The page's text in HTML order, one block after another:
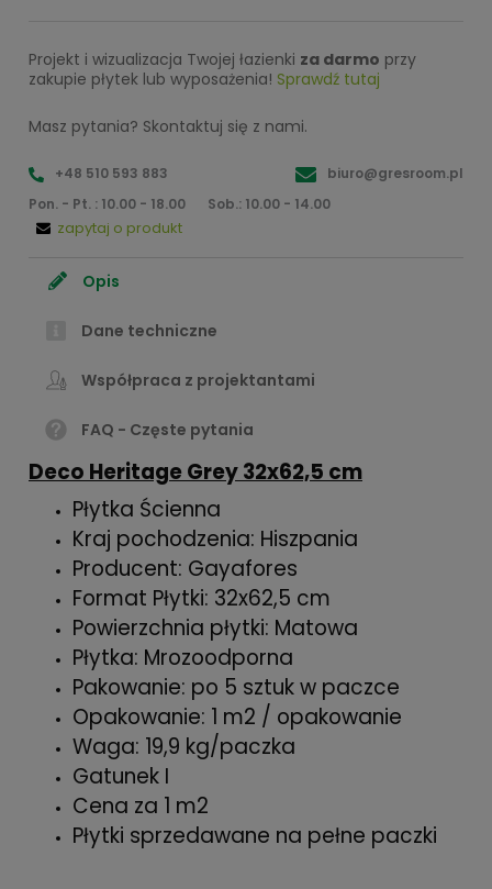
Projekt i wizualizacja Twojej łazienki za darmo przy
zakupie płytek lub wyposażenia! Sprawdź tutaj
Masz pytania? Skontaktuj się z nami.
+48 510 593 883
biuro@gresroom.pl
Pon. - Pt. : 10.00 - 18.00
Sob.: 10.00 - 14.00
zapytaj o produkt
Opis
Dane techniczne
Współpraca z projektantami
FAQ - Częste pytania
Deco Heritage Grey 32x62,5 cm
Płytka Ścienna
Kraj pochodzenia: Hiszpania
Producent: Gayafores
Format Płytki: 32x62,5 cm
Powierzchnia płytki: Matowa
Płytka: Mrozoodporna
Pakowanie: po 5 sztuk w paczce
Opakowanie: 1 m2 / opakowanie
Waga: 19,9 kg/paczka
Gatunek I
Cena za 1 m2
Płytki sprzedawane na pełne paczki